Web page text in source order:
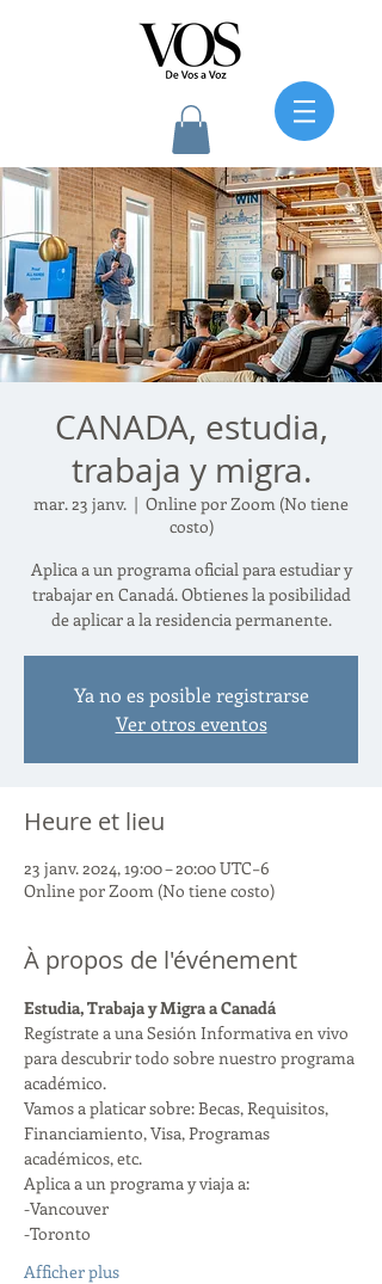
CANADA, estudia,
trabaja y migra.
mar. 23 janv.
  |
Online por Zoom (No tiene
costo)
Aplica a un programa oficial para estudiar y
trabajar en Canadá. Obtienes la posibilidad
de aplicar a la residencia permanente.
Ya no es posible registrarse
Ver otros eventos
Heure et lieu
23 janv. 2024, 19:00 – 20:00 UTC−6
Online por Zoom (No tiene costo)
À propos de l'événement
Estudia, Trabaja y Migra a Canadá
Regístrate a una Sesión Informativa en vivo
para descubrir todo sobre nuestro programa
académico.
Vamos a platicar sobre: Becas, Requisitos,
Financiamiento, Visa, Programas
académicos, etc.
Aplica a un programa y viaja a:
-Vancouver
-Toronto
Afficher plus